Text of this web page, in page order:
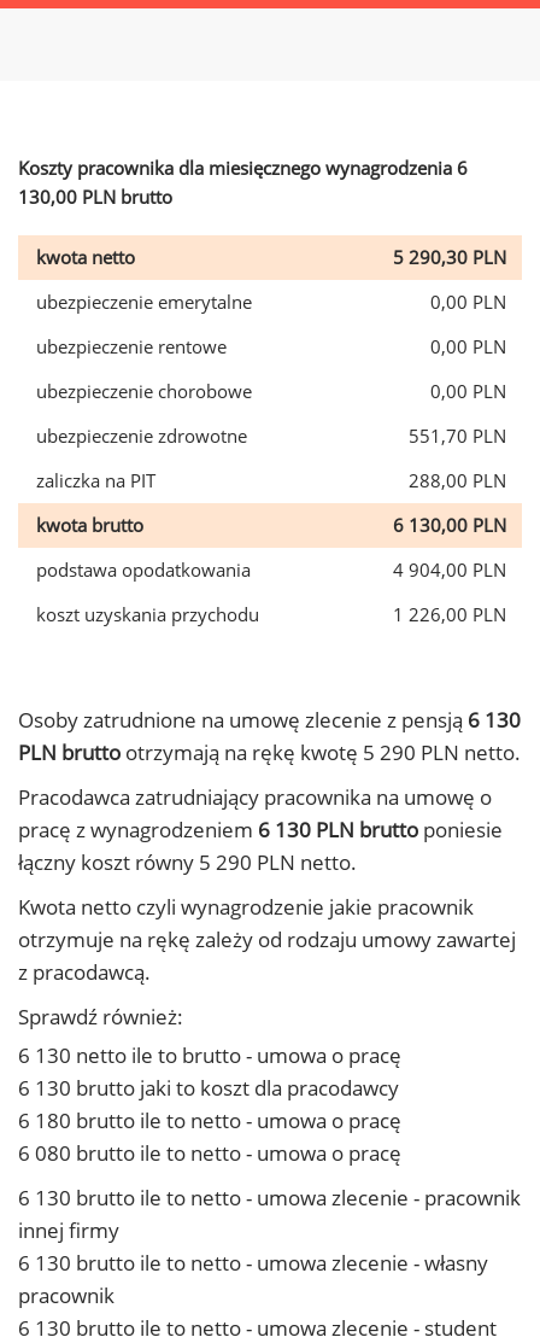
Koszty pracownika dla miesięcznego wynagrodzenia 6
130,00 PLN brutto
kwota netto
5 290,30 PLN
ubezpieczenie emerytalne
0,00 PLN
ubezpieczenie rentowe
0,00 PLN
ubezpieczenie chorobowe
0,00 PLN
ubezpieczenie zdrowotne
551,70 PLN
zaliczka na PIT
288,00 PLN
kwota brutto
6 130,00 PLN
podstawa opodatkowania
4 904,00 PLN
koszt uzyskania przychodu
1 226,00 PLN
Osoby zatrudnione na umowę zlecenie z pensją 6 130
PLN brutto otrzymają na rękę kwotę 5 290 PLN netto.
Pracodawca zatrudniający pracownika na umowę o
pracę z wynagrodzeniem 6 130 PLN brutto poniesie
łączny koszt równy 5 290 PLN netto.
Kwota netto czyli wynagrodzenie jakie pracownik
otrzymuje na rękę zależy od rodzaju umowy zawartej
z pracodawcą.
Sprawdź również:
6 130 netto ile to brutto - umowa o pracę
6 130 brutto jaki to koszt dla pracodawcy
6 180 brutto ile to netto - umowa o pracę
6 080 brutto ile to netto - umowa o pracę
6 130 brutto ile to netto - umowa zlecenie - pracownik
innej firmy
6 130 brutto ile to netto - umowa zlecenie - własny
pracownik
6 130 brutto ile to netto - umowa zlecenie - student